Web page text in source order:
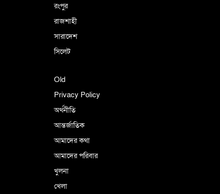
রংপুর
রাজশাহী
সারাদেশ
সিলেট
Old
Privacy Policy
অর্থনীতি
আন্তর্জাতিক
আমাদের কথা
আমাদের পরিবার
খুলনা
খেলা